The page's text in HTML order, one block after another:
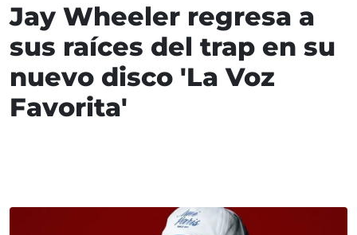
Jay Wheeler regresa a
sus raíces del trap en su
nuevo disco 'La Voz
Favorita'